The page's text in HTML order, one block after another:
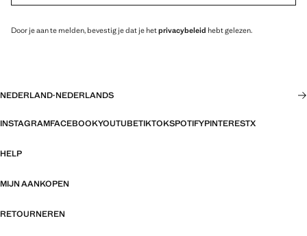
Door je aan te melden, bevestig je dat je hetprivacybeleid hebt gelezen.
NEDERLAND·NEDERLANDS
INSTAGRAMFACEBOOKYOUTUBETIKTOKSPOTIFYPINTERESTX
HELP
MIJN AANKOPEN
RETOURNEREN